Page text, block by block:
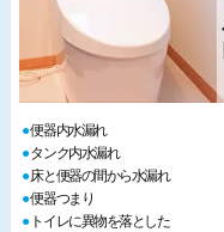
便器内水漏れ
タンク内水漏れ
床と便器の間から水漏れ
便器つまり
トイレに異物を落とした